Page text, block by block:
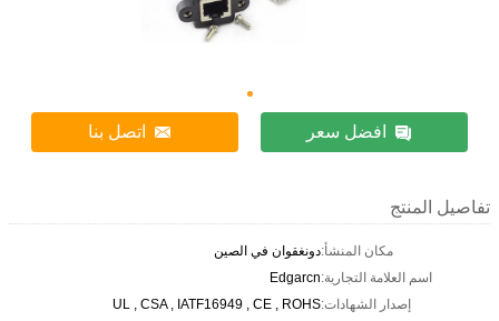
افضل سعر اتصل بنا
تفاصيل المنتج
مكان المنشأ:دونغقوان في الصين
اسم العلامة التجارية:Edgarcn
إصدار الشهادات:UL , CSA , IATF16949 , CE , ROHS